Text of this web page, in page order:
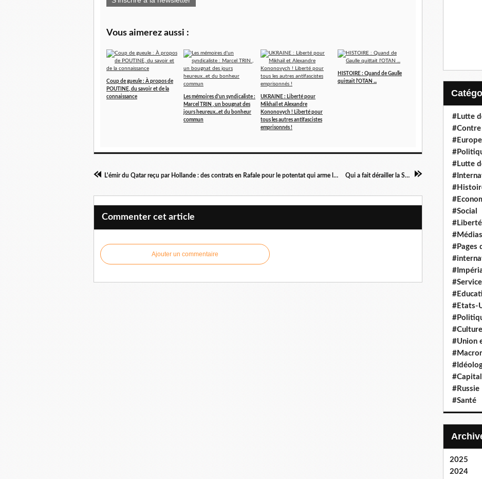
Vous aimerez aussi :
Coup de gueule : À propos de
POUTINE, du savoir et de la
connaissance
Les mémoires d'un syndicaliste :
Marcel TRIN , un bougnat des
jours heureux...et du bonheur
commun
UKRAINE : Liberté pour
Mikhaïl et Alexandre
Kononovych ! Liberté pour
tous les autres antifascistes
emprisonnés !
HISTOIRE : Quand de Gaulle
quittait l'OTAN ...
L'émir du Qatar reçu par Hollande : des contrats en Rafale pour le potentat qui arme les djihadistes ! Qui a fait dérailler la SNCF ?
Commenter cet article
Ajouter un commentaire
#Lutte
#Europe
#Lutte
#Social
#Médias
#Pages
#Etats-
#Culture
#Union
#Russie
#Santé
2025
2024